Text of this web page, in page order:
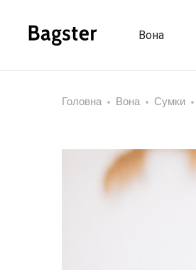
Вона
Головна Вона Сумки